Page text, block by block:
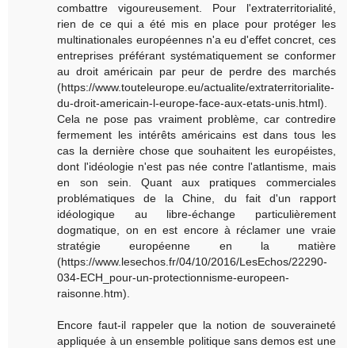
combattre vigoureusement. Pour l'extraterritorialité,
rien de ce qui a été mis en place pour protéger les
multinationales européennes n'a eu d'effet concret, ces
entreprises préférant systématiquement se conformer
au droit américain par peur de perdre des marchés
(https://www.touteleurope.eu/actualite/extraterritorialite-
du-droit-americain-l-europe-face-aux-etats-unis.html).
Cela ne pose pas vraiment problème, car contredire
fermement les intérêts américains est dans tous les
cas la dernière chose que souhaitent les européistes,
dont l'idéologie n'est pas née contre l'atlantisme, mais
en son sein. Quant aux pratiques commerciales
problématiques de la Chine, du fait d'un rapport
idéologique au libre-échange particulièrement
dogmatique, on en est encore à réclamer une vraie
stratégie européenne en la matière
(https://www.lesechos.fr/04/10/2016/LesEchos/22290-
034-ECH_pour-un-protectionnisme-europeen-
raisonne.htm).
Encore faut-il rappeler que la notion de souveraineté
appliquée à un ensemble politique sans demos est une